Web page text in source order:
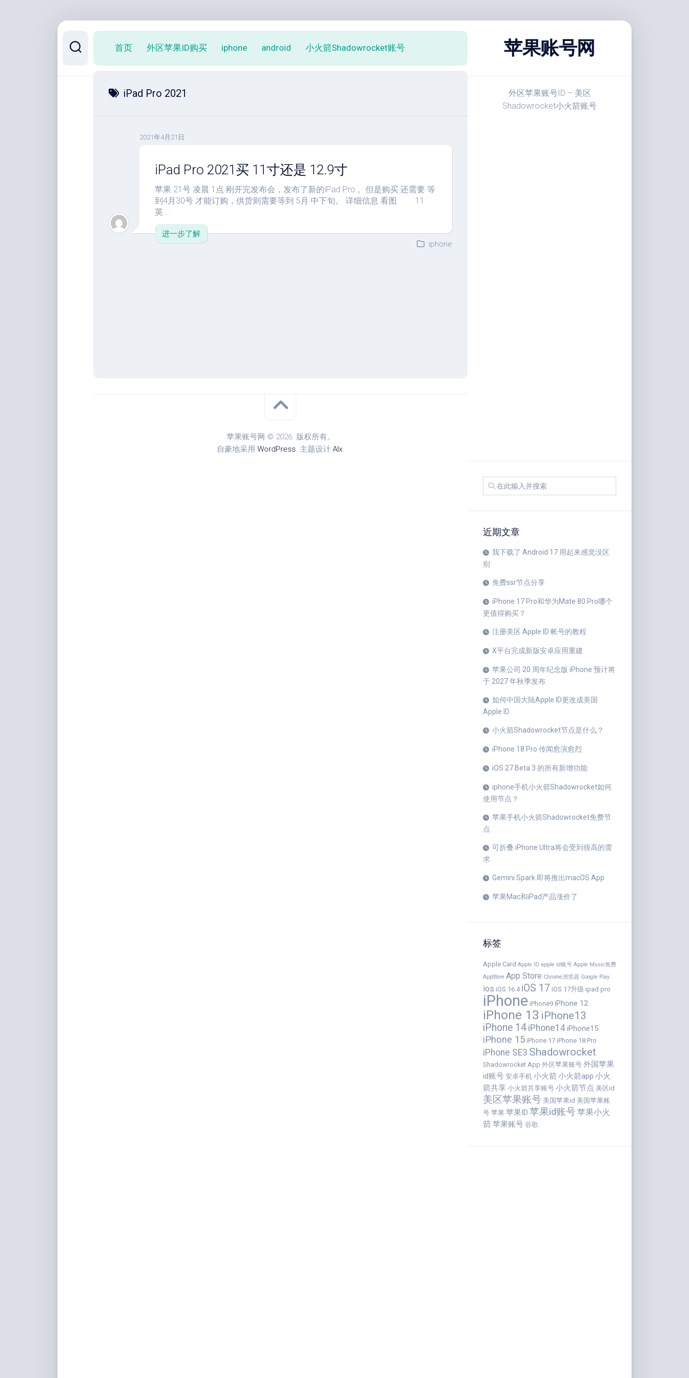
苹果账号网
外区苹果账号ID – 美区
Shadowrocket小火箭账号
近期文章
我下载了 Android 17 用起来感觉没区
别
免费ssr节点分享
iPhone 17 Pro和华为Mate 80 Pro哪个
更值得购买？
注册美区 Apple ID 帐号的教程
X平台完成新版安卓应用重建
苹果公司 20 周年纪念版 iPhone 预计将
于 2027 年秋季发布
如何中国大陆Apple ID更改成美国
Apple ID
小火箭Shadowrocket节点是什么？
iPhone 18 Pro 传闻愈演愈烈
iOS 27 Beta 3 的所有新增功能
iphone手机小火箭Shadowrocket如何
使用节点？
苹果手机小火箭Shadowrocket免费节
点
可折叠 iPhone Ultra将会受到很高的需
求
Gemini Spark 即将推出macOS App
苹果Mac和iPad产品涨价了
标签
Apple Card Apple ID apple id账号 Apple Music免费
AppStore App Store Chrome浏览器 Google Play
ios iOS 16.4 iOS 17 iOS 17升级 ipad pro
iPhone iPhone9 iPhone 12
iPhone 13 iPhone13
iPhone 14 iPhone14iPhone15
iPhone 15 iPhone 17 iPhone 18 Pro
iPhone SE3 Shadowrocket
Shadowrocket App 外区苹果账号 外国苹果
id账号 安卓手机 小火箭 小火箭app 小火
箭共享 小火箭共享账号 小火箭节点 美区id
美区苹果账号 美国苹果id 美国苹果账
号 苹果 苹果ID 苹果id账号苹果小火
箭苹果账号 谷歌
首页 外区苹果ID购买 iphone android 小火箭Shadowrocket账号
iPad Pro 2021
2021年4月21日
iPad Pro 2021买 11寸还是 12.9寸
苹果 21号 凌晨 1点 刚开完发布会，发布了新的iPad Pro 。但是购买 还需要 等
到4月30号 才能订购，供货则需要等到 5月 中下旬。 详细信息 看图 11
英...
进一步了解
iphone
苹果账号网 © 2026. 版权所有。
自豪地采用 WordPress. 主题设计 Alx.